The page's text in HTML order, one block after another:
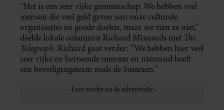
“Het is een zeer rijke gemeenschap. We hebben veel
mensen die veel geld geven aan onze culturele
organisaties en goede doelen, maar we zien ze niet,”
deelde lokale columnist Richard Mineards met The
Telegraph. Richard gaat verder: “We hebben hier veel
zeer rijke en beroemde mensen en niemand heeft
een beveiligingsteam zoals de Sussexen.”